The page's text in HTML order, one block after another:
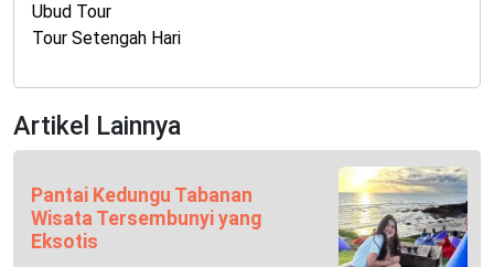
Ubud Tour
Tour Setengah Hari
Artikel Lainnya
Pantai Kedungu Tabanan
Wisata Tersembunyi yang
Eksotis